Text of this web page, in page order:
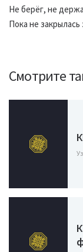
Не берёг, не
Пока не закрылась
Смотрите